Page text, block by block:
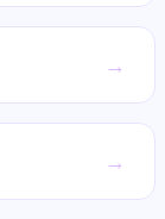
→
→